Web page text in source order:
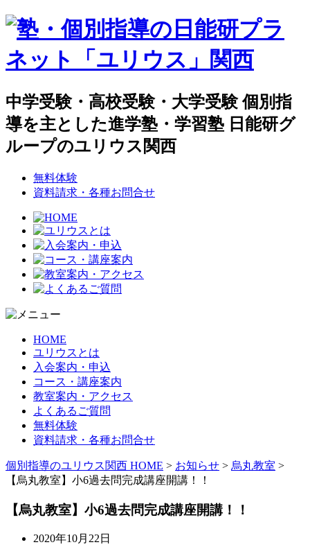
中学受験・高校受験・大学受験 個別指
導を主とした進学塾・学習塾 日能研グ
ループのユリウス関西
無料体験
資料請求・各種お問合せ
HOME
ユリウスとは
入会案内・申込
コース・講座案内
教室案内・アクセス
よくあるご質問
無料体験
資料請求・各種お問合せ
個別指導のユリウス関西 HOME > お知らせ > 烏丸教室 >
【烏丸教室】小6過去問完成講座開講！！
【烏丸教室】小6過去問完成講座開講！！
2020年10月22日